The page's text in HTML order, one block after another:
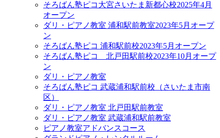
そろばん塾ピコ大宮さいたま新都心校2025年4月
オープン
ダリ・ピアノ教室 浦和駅前教室2023年5月オープ
ン
そろばん塾ピコ 浦和駅前校2023年5月オープン
そろばん塾ピコ 北戸田駅前校2023年10月オープ
ン
ダリ・ピアノ教室
そろばん塾ピコ 武蔵浦和駅前校（さいたま市南
区）
ダリ・ピアノ教室 北戸田駅前教室
ダリ・ピアノ教室 武蔵浦和駅前教室
ピアノ教室アドバンスコース